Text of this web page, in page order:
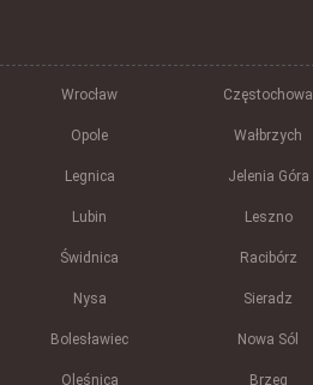
Wrocław Częstochowa
Opole Wałbrzych
Legnica Jelenia Góra
Lubin Leszno
Świdnica Racibórz
Nysa Sieradz
Bolesławiec Nowa Sól
Oleśnica Brzeg